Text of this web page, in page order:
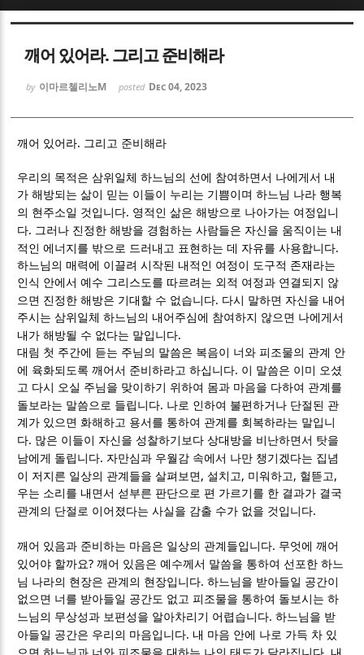
깨어 있어라. 그리고 준비해라
by 이마르첼리노M posted Dec 04, 2023
깨어 있어라. 그리고 준비해라
우리의 목적은 삼위일체 하느님의 선에 참여하면서 나에게서 내
가 해방되는 삶이 믿는 이들이 누리는 기쁨이며 하느님 나라 행복
의 현주소일 것입니다. 영적인 삶은 해방으로 나아가는 여정입니
다. 그러나 진정한 해방을 경험하는 사람들은 자신을 움직이는 내
적인 에너지를 밖으로 드러내고 표현하는 데 자유를 사용합니다.
하느님의 매력에 이끌려 시작된 내적인 여정이 도구적 존재라는
인식 안에서 예수 그리스도를 따르려는 외적 여정과 연결되지 않
으면 진정한 해방은 기대할 수 없습니다. 다시 말하면 자신을 내어
주시는 삼위일체 하느님의 내어주심에 참여하지 않으면 나에게서
내가 해방될 수 없다는 말입니다.
대림 첫 주간에 듣는 주님의 말씀은 복음이 너와 피조물의 관계 안
에 육화되도록 깨어서 준비하라고 하십니다. 이 말씀은 이미 오셨
고 다시 오실 주님을 맞이하기 위하여 몸과 마음을 다하여 관계를
돌보라는 말씀으로 들립니다. 나로 인하여 불편하거나 단절된 관
계가 있으면 화해하고 용서를 통하여 관계를 회복하라는 말입니
다. 많은 이들이 자신을 성찰하기보다 상대방을 비난하면서 탓을
남에게 돌립니다. 자만심과 우월감 속에서 나만 챙기겠다는 집념
이 저지른 일상의 관계들을 살펴보면 ,설치고 , 미워하고 , 헐뜯고 ,
우는 소리를 내면서 섣부른 판단으로 편 가르기를 한 결과가 결국
관계의 단절로 이어졌다는 사실을 감출 수가 없을 것입니다.
깨어 있음과 준비하는 마음은 일상의 관계들입니다. 무엇에 깨어
있어야 할까요?깨어 있음은 예수께서 말씀을 통하여 선포한 하느
님 나라의 현장은 관계의 현장입니다.하느님을 받아들일 공간이
없으면 너를 받아들일 공간도 없고 피조물을 통하여 돌보시는 하
느님의 무상성과 보편성을 알아차리기 어렵습니다.하느님을 받
아들일 공간은 우리의 마음입니다. 내 마음 안에 나로 가득 차 있
Sketchbook5, 스케치북5
Sketchbook5, 스케치북5
Sketchbook5, 스케치북5
Sketchbook5, 스케치북5